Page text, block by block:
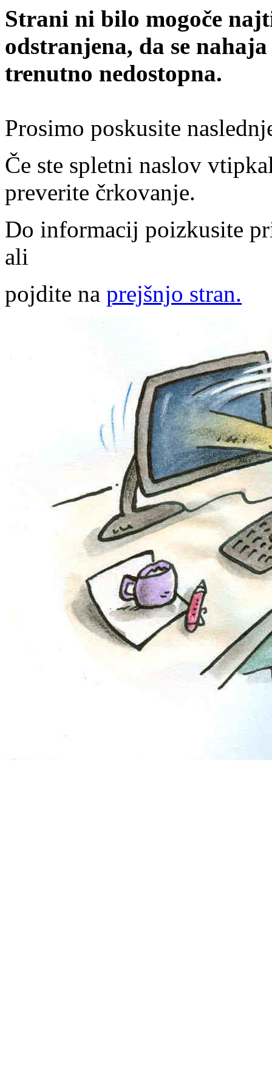
Strani ni bilo mogoče
odstranjena, da se
trenutno nedostopna.
Prosimo poskusite
Če ste spletni naslov
preverite črkovanje.
Do informacij poizkusite
ali
pojdite na prejšnjo stran.